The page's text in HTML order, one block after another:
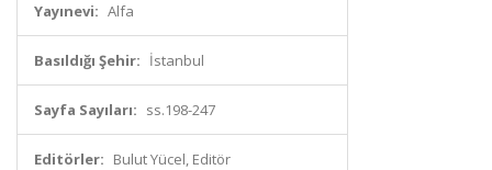
Yayınevi: Alfa
Basıldığı Şehir: İstanbul
Sayfa Sayıları: ss.198-247
Editörler: Bulut Yücel, Editör